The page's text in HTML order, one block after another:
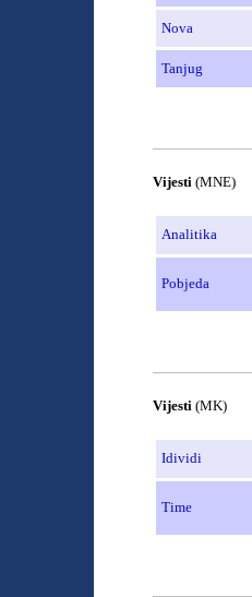
Nova
Tanjug
Vijesti (MNE)
Analitika
Pobjeda
Vijesti (MK)
Idividi
Time